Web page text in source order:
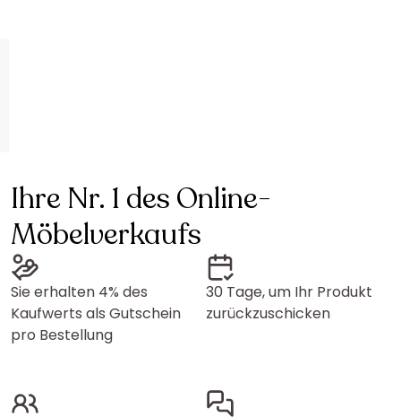
Ihre Nr. 1 des Online-
Möbelverkaufs
Sie erhalten 4% des
Kaufwerts als Gutschein
pro Bestellung
30 Tage, um Ihr Produkt
zurückzuschicken